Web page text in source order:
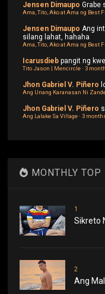
Jensen Dimaupo Grabe
Ama, Tito, Ako at Ama ng Best
Jensen Dimaupo Ang
silang lahat, hahaha
Ama, Tito, Ako at Ama ng Best
Icarusdieb pangit ng
Tito Jason | Mencircle·3
Jhon Gabriel V. Piñero
Ang Unang Karanasan Ni
Jhon Gabriel V. Piñero
Ang Lalake Sa Village·3
MONTHLY TOP
1
Sikreto
2
Ang